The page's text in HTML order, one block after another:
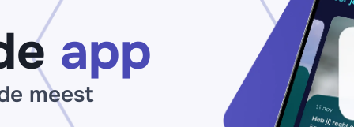
nl.top'
app
meest